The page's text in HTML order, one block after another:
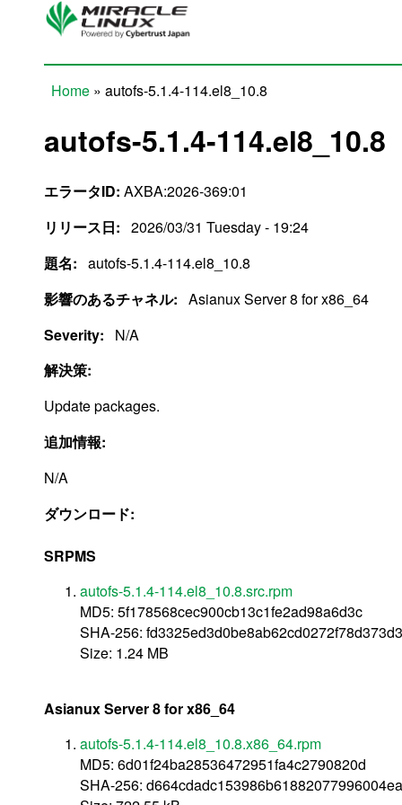
Skip to main content
Home » autofs-5.1.4-114.el8_10.8
autofs-5.1.4-114.el8_10.8
エラータID: AXBA:2026-369:01
リリース日: 2026/03/31 Tuesday - 19:24
題名: autofs-5.1.4-114.el8_10.8
影響のあるチャネル: Asianux Server 8 for x86_64
Severity:
N/A
解決策:
Update packages.
追加情報:
N/A
ダウンロード:
SRPMS
autofs-5.1.4-114.el8_10.8.src.rpm
MD5: 5f178568cec900cb13c1fe2ad98a6d3c
SHA-256:
Size: 1.24 MB
Asianux Server 8 for x86_64
autofs-5.1.4-114.el8_10.8.x86_64.rpm
MD5: 6d01f24ba28536472951fa4c2790820d
SHA-256: